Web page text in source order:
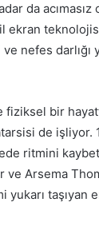
da acımasız
ekran
nefes darlığı
fiziksel bir
de işliyor.
ritmini
Arsema
yukarı taşıyan